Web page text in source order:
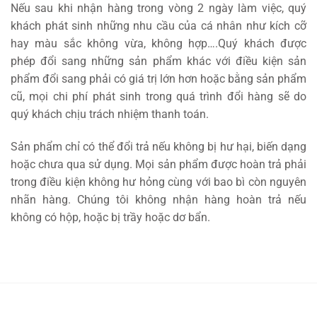
Nếu sau khi nhận hàng trong vòng 2 ngày làm việc, quý
khách phát sinh những nhu cầu của cá nhân như kích cỡ
hay màu sắc không vừa, không hợp….Quý khách được
phép đổi sang những sản phẩm khác với điều kiện sản
phẩm đổi sang phải có giá trị lớn hơn hoặc bằng sản phẩm
cũ, mọi chi phí phát sinh trong quá trình đổi hàng sẽ do
quý khách chịu trách nhiệm thanh toán.
Sản phẩm chỉ có thể đổi trả nếu không bị hư hại, biến dạng
hoặc chưa qua sử dụng. Mọi sản phẩm được hoàn trả phải
trong điều kiện không hư hỏng cùng với bao bì còn nguyên
nhãn hàng. Chúng tôi không nhận hàng hoàn trả nếu
không có hộp, hoặc bị trầy hoặc dơ bẩn.